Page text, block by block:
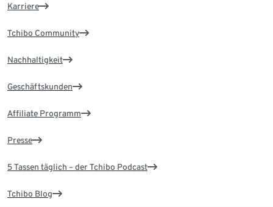
Karriere
Tchibo Community
Nachhaltigkeit
Geschäftskunden
Affiliate Programm
Presse
5 Tassen täglich – der Tchibo Podcast
Tchibo Blog